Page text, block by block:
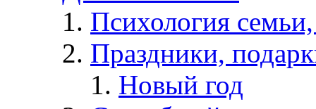
Психология
Праздники,
Новый год